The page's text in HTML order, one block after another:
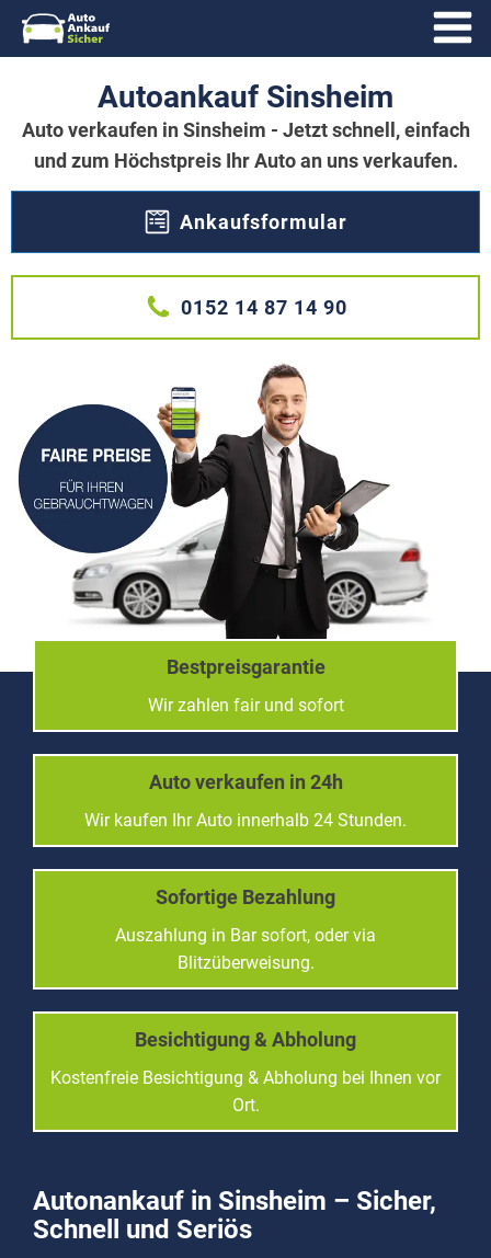
Autoankauf Sinsheim
Auto verkaufen in Sinsheim - Jetzt schnell, einfach
und zum Höchstpreis Ihr Auto an uns verkaufen.
Ankaufsformular
0152 14 87 14 90
Bestpreisgarantie
Wir zahlen fair und sofort
Auto verkaufen in 24h
Wir kaufen Ihr Auto innerhalb 24 Stunden.
Sofortige Bezahlung
Auszahlung in Bar sofort, oder via
Blitzüberweisung.
Besichtigung & Abholung
Kostenfreie Besichtigung & Abholung bei Ihnen vor
Ort.
Autonankauf in Sinsheim – Sicher,
Schnell und Seriös